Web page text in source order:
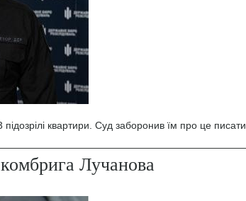
квартири. Суд заборонив їм про це писати.
Лучанова